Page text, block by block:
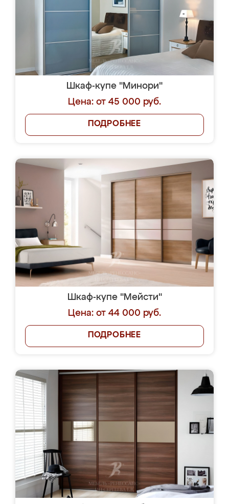
Шкаф-купе "Минори"
Цена: от 45 000 руб.
ПОДРОБНЕЕ
Шкаф-купе "Мейсти"
Цена: от 44 000 руб.
ПОДРОБНЕЕ